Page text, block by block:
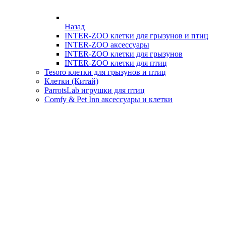
Назад
INTER-ZOO клетки для грызунов и птиц
INTER-ZOO аксессуары
INTER-ZOO клетки для грызунов
INTER-ZOO клетки для птиц
Tesoro клетки для грызунов и птиц
Клетки (Китай)
ParrotsLab игрушки для птиц
Comfy & Pet Inn аксессуары и клетки